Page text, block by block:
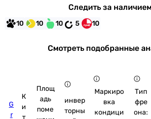
Следить за
10 10 10 5 10
Смотреть подобранные
G
r
К
и
т
Площ
адь
поме
инвер
торны
Маркиро
вка
кондици
Тип
фре
она: